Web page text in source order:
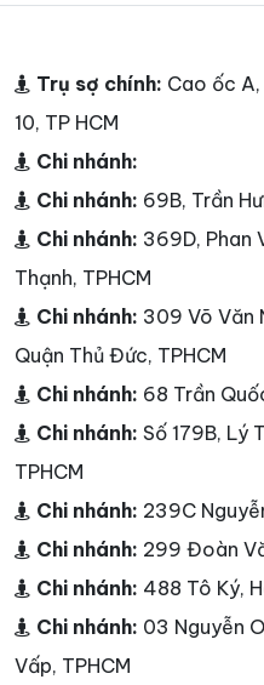
Trụ sợ chính: Cao ốc A,
10, TP HCM
Chi nhánh:
Chi nhánh: 69B, Trần
Chi nhánh: 369D, Phan
Thạnh, TPHCM
Chi nhánh: 309 Võ Văn
Quận Thủ Đức, TPHCM
Chi nhánh: 68 Trần
Chi nhánh: Số 179B, Lý
TPHCM
Chi nhánh: 239C
Chi nhánh: 299 Đoàn
Chi nhánh: 488 Tô Ký,
Chi nhánh: 03 Nguyễn
Vấp, TPHCM